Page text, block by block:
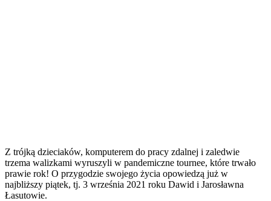
Z trójką dzieciaków, komputerem do pracy zdalnej i zaledwie
trzema walizkami wyruszyli w pandemiczne tournee, które trwało
prawie rok! O przygodzie swojego życia opowiedzą już w
najbliższy piątek, tj. 3 września 2021 roku Dawid i Jarosławna
Łasutowie.